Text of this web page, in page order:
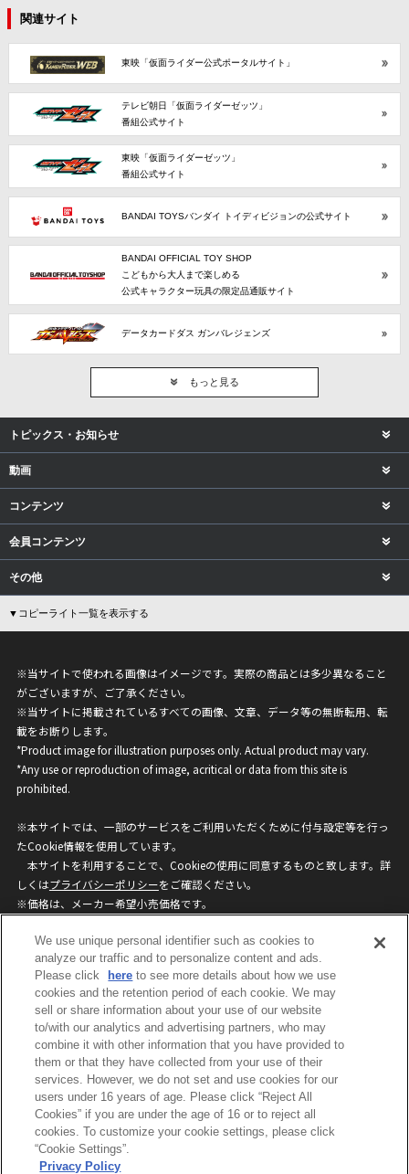
関連サイト
東映「仮面ライダー公式ポータルサイト」
テレビ朝日「仮面ライダーゼッツ」
番組公式サイト
東映「仮面ライダーゼッツ」
番組公式サイト
BANDAI TOYSバンダイ トイディビジョンの公式サイト
BANDAI OFFICIAL TOY SHOP
こどもから大人まで楽しめる
公式キャラクター玩具の限定品通販サイト
データカードダス ガンバレジェンズ
もっと見る
トピックス・お知らせ
動画
コンテンツ
会員コンテンツ
その他
▼コピーライト一覧を表示する
※当サイトで使われる画像はイメージです。実際の商品とは多少異なること
がございますが、ご了承ください。
※当サイトに掲載されているすべての画像、文章、データ等の無断転用、転
載をお断りします。
*Product image for illustration purposes only. Actual product may vary.
*Any use or reproduction of image, acritical or data from this site is
prohibited.
※本サイトでは、一部のサービスをご利用いただくために付与設定等を行っ
たCookie情報を使用しています。
本サイトを利用することで、Cookieの使用に同意するものと致します。詳
しくはプライバシーポリシーをご確認ください。
※価格は、メーカー希望小売価格です。
ざいますのでご了承ください。
privacypolicy
Do Not Sell or Share My
Personal Information
ウェブサイトご利用条件
ソーシャルメディアポリシー
個人情報保護方針
お問い合わせ
©BANDAI
We use unique personal identifier such as cookies to
analyze our traffic and to personalize content and ads.
Please click
here to see more details about how we use
cookies and the retention period of each cookie. We may
sell or share information about your use of our website
to/with our analytics and advertising partners, who may
combine it with other information that you have provided to
them or that they have collected from your use of their
services. However, we do not set and use cookies for our
users under 16 years of age. Please click “Reject All
Cookies” if you are under the age of 16 or to reject all
cookies. To customize your cookie settings, please click
“Cookie Settings”.
Privacy Policy